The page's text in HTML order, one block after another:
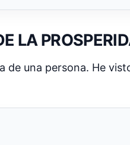
LA
una persona. He